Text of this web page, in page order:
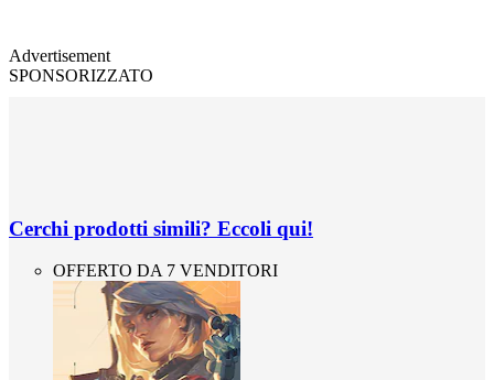
Advertisement
SPONSORIZZATO
Cerchi prodotti simili? Eccoli qui!
OFFERTO DA 7 VENDITORI